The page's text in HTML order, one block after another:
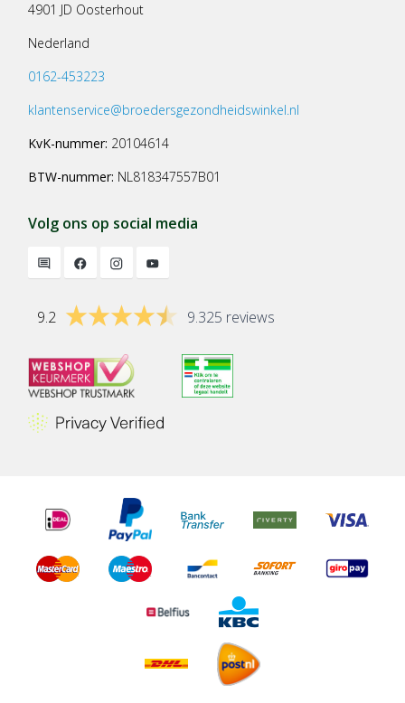
4901 JD Oosterhout
Nederland
0162-453223
klantenservice@broedersgezondheidswinkel.nl
KvK-nummer: 20104614
BTW-nummer: NL818347557B01
Volg ons op social media
9.2 9.325 reviews